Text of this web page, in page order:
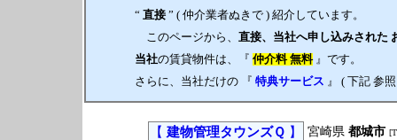
“ 直接 ” ( 仲介業者ぬきで ) 紹介しています。
このページから、 直接、当社へ申し込みされた
当社の賃貸物件は、『 仲介料 無料』です。
さらに、当社だけの 『 特典サービス 』 ( 下記 参
【 建物管理タウンズＱ 】 宮崎県 都城市